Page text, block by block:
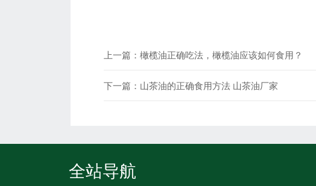
上一篇： 橄榄油正确吃法，橄榄油应该如何食用？
下一篇： 山茶油的正确食用方法 山茶油厂家
全站导航